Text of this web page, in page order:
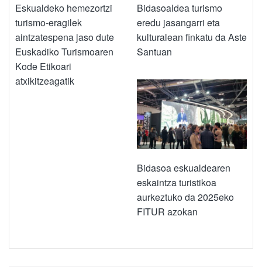
Eskualdeko hemezortzi
turismo-eragilek
aintzatespena jaso dute
Euskadiko Turismoaren
Kode Etikoari
atxikitzeagatik
Bidasoaldea turismo
eredu jasangarri eta
kulturalean finkatu da Aste
Santuan
Bidasoa eskualdearen
eskaintza turistikoa
aurkeztuko da 2025eko
FITUR azokan